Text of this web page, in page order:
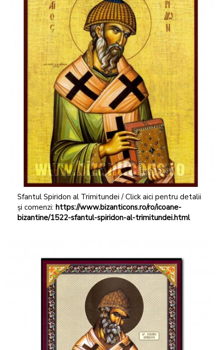
Sfantul Spiridon al Trimitundei / Click aici pentru detalii
și comenzi: https://www.bizanticons.ro/ro/icoane-
bizantine/1522-sfantul-spiridon-al-trimitundei.html